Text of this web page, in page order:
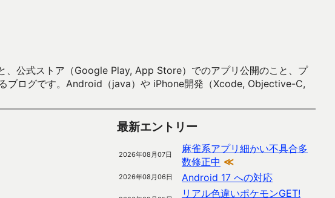
公式ストア（Google Play, App Store）でのアプリ公開のこと、プ
ブログです。Android（java）や iPhone開発（Xcode, Objective-C,
最新エントリー
2026年08月07日
麻雀系アプリ細かい不具合多
数修正中 ≪
2026年08月06日 Android 17 への対応
リアル色違いポケモンGET!